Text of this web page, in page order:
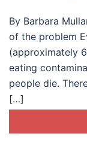
By Barbara
of the problem
(approximately
eating
people die.
[…]